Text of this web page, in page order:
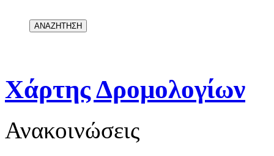
Χάρτης Δρομολογίων
Ανακοινώσεις